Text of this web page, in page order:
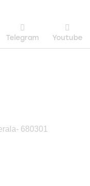
Telegram Youtube
680301